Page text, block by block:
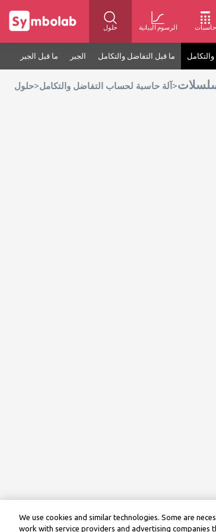
حلول الرسوم البيانية حاسبات
ما قبل الجبر الجبر ما قبل التفاضل والتكامل
حلول>آلة حاسبة لحساب التفاضل والتكامل >
We use cookies and similar technologies. Some are
work with service providers and advertising companies